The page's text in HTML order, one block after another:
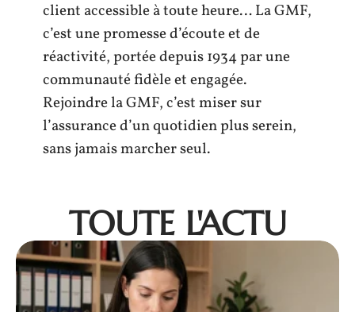
client accessible à toute heure… La GMF,
c’est une promesse d’écoute et de
réactivité, portée depuis 1934 par une
communauté fidèle et engagée.
Rejoindre la GMF, c’est miser sur
l’assurance d’un quotidien plus serein,
sans jamais marcher seul.
TOUTE L'ACTU